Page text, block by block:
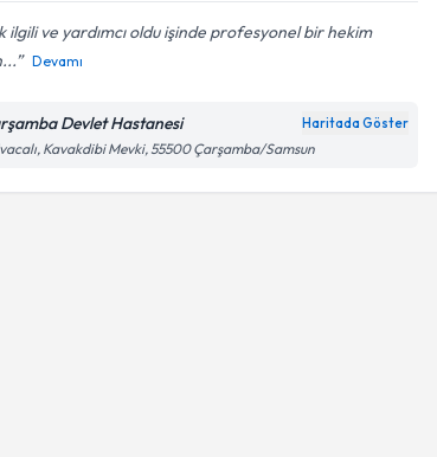
ilgili ve yardımcı oldu işinde profesyonel bir hekim
Devamı
Devlet Hastanesi Haritada Göster
Kavakdibi Mevki, 55500 Çarşamba/Samsun